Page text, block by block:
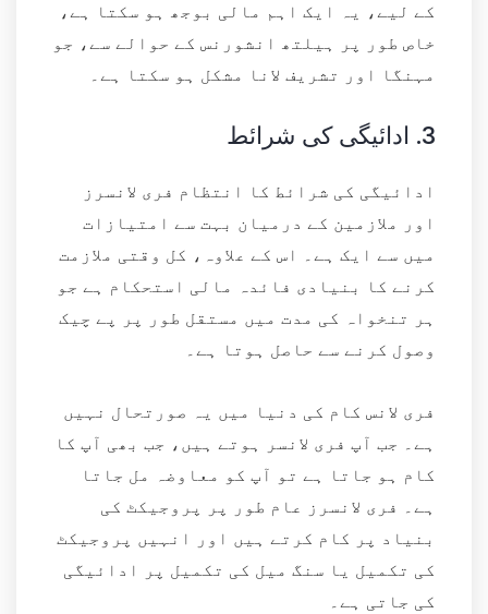
کے لیے، یہ ایک اہم مالی بوجھ ہو سکتا ہے،
خاص طور پر ہیلتھ انشورنس کے حوالے سے، جو
مہنگا اور تشریف لانا مشکل ہو سکتا ہے۔
3. ادائیگی کی شرائط
ادائیگی کی شرائط کا انتظام فری لانسرز
اور ملازمین کے درمیان بہت سے امتیازات
میں سے ایک ہے۔ اس کے علاوہ، کل وقتی ملازمت
کرنے کا بنیادی فائدہ مالی استحکام ہے جو
ہر تنخواہ کی مدت میں مستقل طور پر پے چیک
وصول کرنے سے حاصل ہوتا ہے۔
فری لانس کام کی دنیا میں یہ صورتحال نہیں
ہے۔ جب آپ فری لانسر ہوتے ہیں، جب بھی آپ کا
کام ہو جاتا ہے تو آپ کو معاوضہ مل جاتا
ہے۔ فری لانسرز عام طور پر پروجیکٹ کی
بنیاد پر کام کرتے ہیں اور انہیں پروجیکٹ
کی تکمیل یا سنگ میل کی تکمیل پر ادائیگی
کی جاتی ہے۔